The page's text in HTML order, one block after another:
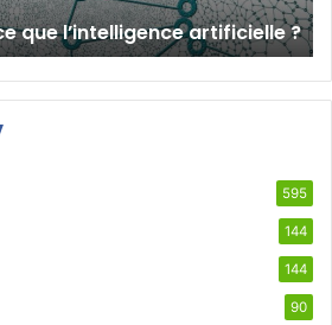
que l’intelligence artificielle ?
595
144
144
90